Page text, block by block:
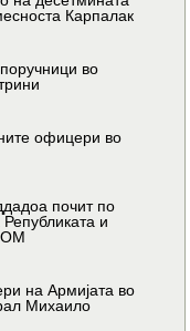
Карпалак
во
офицери во
почит по
и
на Армијата во
Михаило